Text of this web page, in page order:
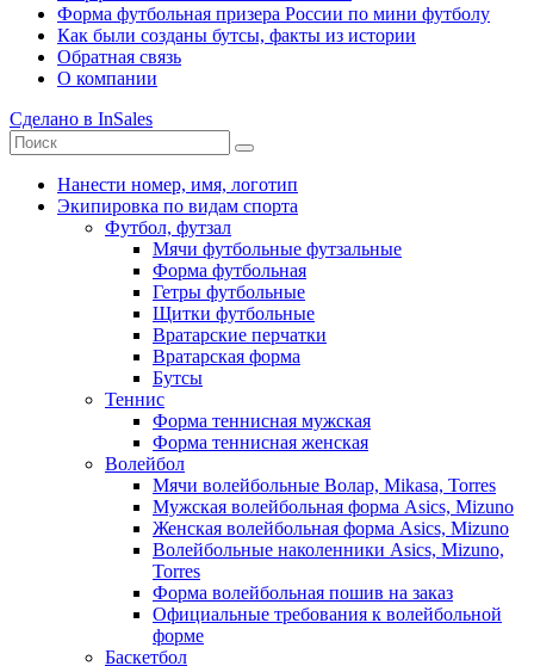
Форма футбольная призера России по мини футболу
Как были созданы бутсы, факты из истории
Обратная связь
О компании
Сделано в InSales
Нанести номер, имя, логотип
Экипировка по видам спорта
Футбол, футзал
Мячи футбольные футзальные
Форма футбольная
Гетры футбольные
Щитки футбольные
Вратарские перчатки
Вратарская форма
Бутсы
Теннис
Форма теннисная мужская
Форма теннисная женская
Волейбол
Мячи волейбольные Волар, Mikasa, Torres
Мужская волейбольная форма Asics, Mizuno
Женская волейбольная форма Asics, Mizuno
Волейбольные наколенники Asics, Mizuno,
Torres
Форма волейбольная пошив на заказ
Официальные требования к волейбольной
форме
Баскетбол